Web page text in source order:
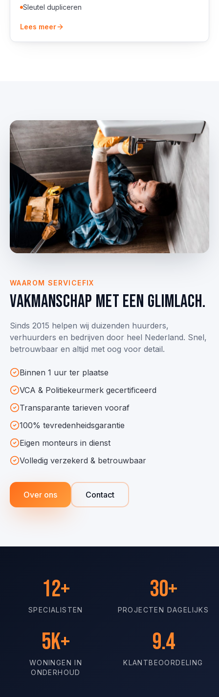
Sleutel dupliceren
Lees meer
WAAROM SERVICEFIX
Vakmanschap met een glimlach.
Sinds 2015 helpen wij duizenden huurders,
verhuurders en bedrijven door heel Nederland. Snel,
betrouwbaar en altijd met oog voor detail.
Binnen 1 uur ter plaatse
VCA & Politie­keurmerk gecertificeerd
Transparante tarieven vooraf
100% tevredenheidsgarantie
Eigen monteurs in dienst
Volledig verzekerd & betrouwbaar
Over ons Contact
12+
SPECIALISTEN
30+
PROJECTEN DAGELIJKS
5K+
WONINGEN IN
ONDERHOUD
9.4
KLANTBEOORDELING